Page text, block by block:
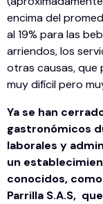
encima del
al 19% para las
arriendos, los
otras causas, que
muy difícil pero
Ya se han
gastronómicos
laborales y
un
conocidos,
Parrilla S.A.S,